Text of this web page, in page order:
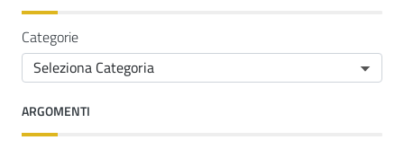
Categorie
ARGOMENTI